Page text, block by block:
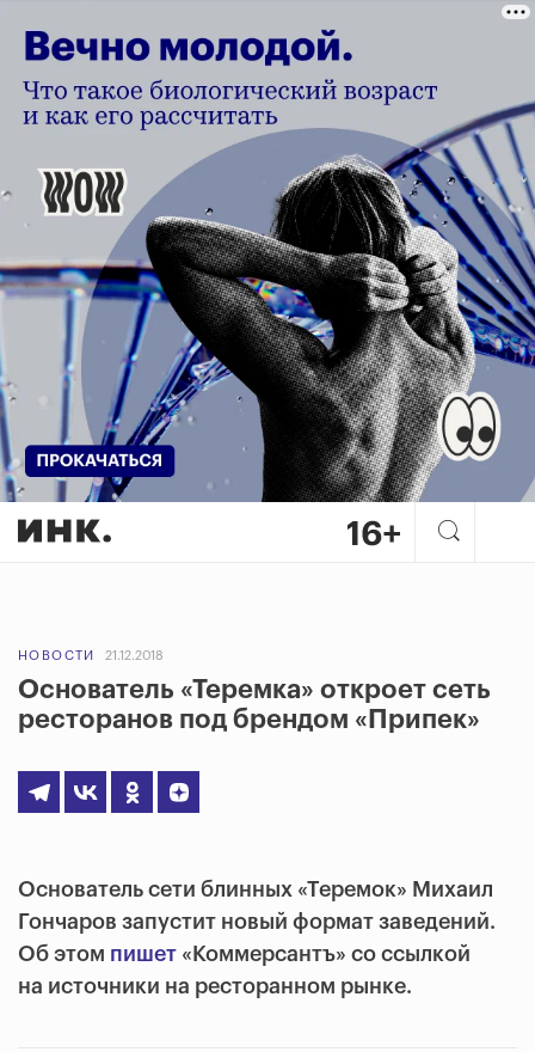
НОВОСТИ 21.12.2018
Основатель «Теремка» откроет сеть
ресторанов под брендом «Припек»
Основатель сети блинных «Теремок» Михаил
Гончаров запустит новый формат заведений.
Об этом пишет «Коммерсантъ» со ссылкой
на источники на ресторанном рынке.